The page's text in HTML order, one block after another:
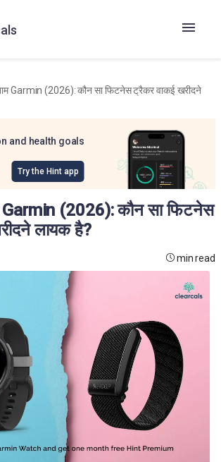
Garmin (2026): कौन सा फिटनेस ट्रैकर वाकई खरीदने
and health goals
Try the Hint app
Garmin (2026): कौन सा फिटनेस
लायक है?
min read